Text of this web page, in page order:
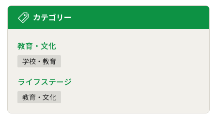
カテゴリー
教育・文化
学校・教育
ライフステージ
教育・文化